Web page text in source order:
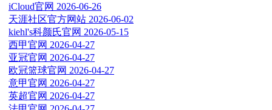
iCloud官网 2026-06-26
天涯社区官方网站 2026-06-02
kiehl's科颜氏官网 2026-05-15
西甲官网 2026-04-27
亚冠官网 2026-04-27
欧冠篮球官网 2026-04-27
意甲官网 2026-04-27
英超官网 2026-04-27